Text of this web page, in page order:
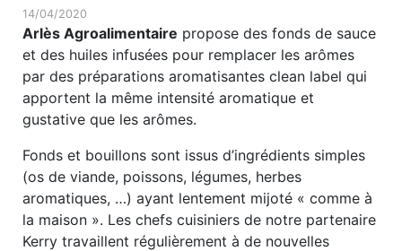
14/04/2020
Arlès Agroalimentaire propose des fonds de sauce
et des huiles infusées pour remplacer les arômes
par des préparations aromatisantes clean label qui
apportent la même intensité aromatique et
gustative que les arômes.
Fonds et bouillons sont issus d’ingrédients simples
(os de viande, poissons, légumes, herbes
aromatiques, …) ayant lentement mijoté « comme à
la maison ». Les chefs cuisiniers de notre partenaire
Kerry travaillent régulièrement à de nouvelles